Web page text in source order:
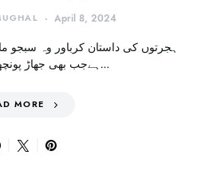
April 8, 2024
ہجرتوں کی داستان کرباور وہ سبجو
ہےجب بھی جھاڑ پونچھ کر….. صیقل…
MORE